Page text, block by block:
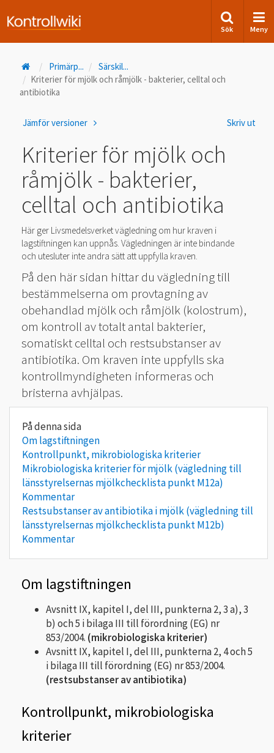
Sök Meny
Primärp... Särskil...
Kriterier för mjölk och råmjölk - bakterier, celltal och
antibiotika
Skriv ut
Jämför versioner
Kriterier för mjölk och
råmjölk - bakterier,
celltal och antibiotika
Här ger Livsmedelsverket vägledning om hur kraven i
lagstiftningen kan uppnås. Vägledningen är inte bindande
och utesluter inte andra sätt att uppfylla kraven.
På den här sidan hittar du vägledning till
bestämmelserna om provtagning av
obehandlad mjölk och råmjölk (kolostrum),
om kontroll av totalt antal bakterier,
somatiskt celltal och restsubstanser av
antibiotika. Om kraven inte uppfylls ska
kontrollmyndigheten informeras och
bristerna avhjälpas.
Om lagstiftningen
Kontrollpunkt, mikrobiologiska kriterier
Mikrobiologiska kriterier för mjölk (vägledning till
länsstyrelsernas mjölkchecklista punkt M12a)
Kommentar
Restsubstanser av antibiotika i mjölk (vägledning till
länsstyrelsernas mjölkchecklista punkt M12b)
Kommentar
Om lagstiftningen
Avsnitt IX, kapitel I, del III, punkterna 2, 3 a), 3
b) och 5 i bilaga III till förordning (EG) nr
853/2004. (mikrobiologiska kriterier)
Avsnitt IX, kapitel I, del III, punkterna 2, 4 och 5
i bilaga III till förordning (EG) nr 853/2004.
(restsubstanser av antibiotika)
Kontrollpunkt, mikrobiologiska
kriterier